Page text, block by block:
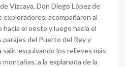
Vizcaya, Don Diego López de
acompañaron al
el oeste y luego hacia el
parajes del Puerto del Rey y
esquivando los relieves más
a la explanada de la